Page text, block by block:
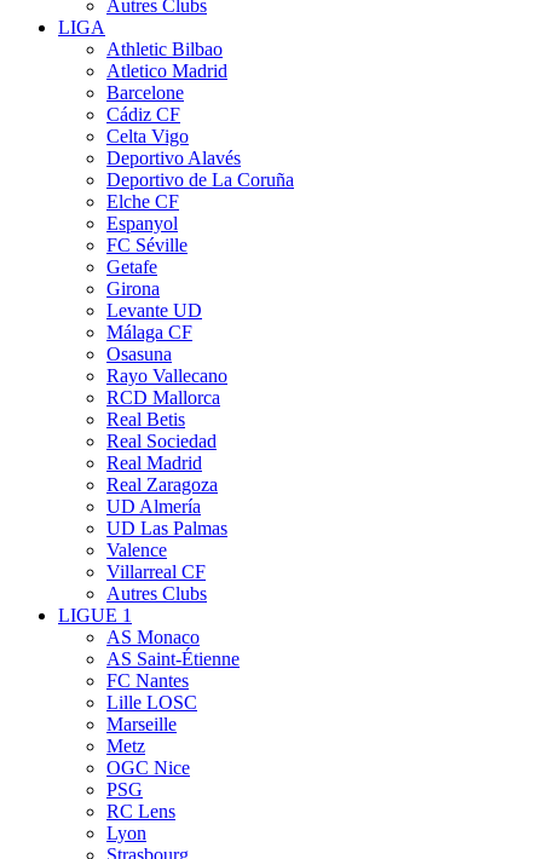
Autres Clubs
LIGA
Athletic Bilbao
Atletico Madrid
Barcelone
Cádiz CF
Celta Vigo
Deportivo Alavés
Deportivo de La Coruña
Elche CF
Espanyol
FC Séville
Getafe
Girona
Levante UD
Málaga CF
Osasuna
Rayo Vallecano
RCD Mallorca
Real Betis
Real Sociedad
Real Madrid
Real Zaragoza
UD Almería
UD Las Palmas
Valence
Villarreal CF
Autres Clubs
LIGUE 1
AS Monaco
AS Saint-Étienne
FC Nantes
Lille LOSC
Marseille
Metz
OGC Nice
PSG
RC Lens
Lyon